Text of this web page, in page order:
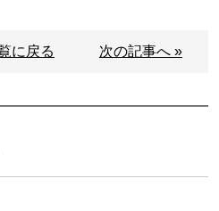
に戻る 次の記事へ »